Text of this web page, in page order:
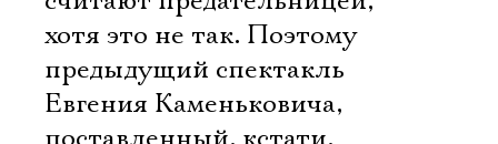
хотя это не так. Поэтому
предыдущий спектакль
Евгения Каменьковича,